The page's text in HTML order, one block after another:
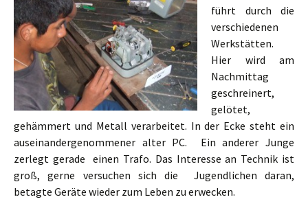
führt durch die
verschiedenen
Werkstätten.
Hier wird am
Nachmittag
geschreinert,
gelötet,
gehämmert und Metall verarbeitet. In der Ecke steht ein
auseinandergenommener alter PC. Ein anderer Junge
zerlegt gerade einen Trafo. Das Interesse an Technik ist
groß, gerne versuchen sich die Jugendlichen daran,
betagte Geräte wieder zum Leben zu erwecken.